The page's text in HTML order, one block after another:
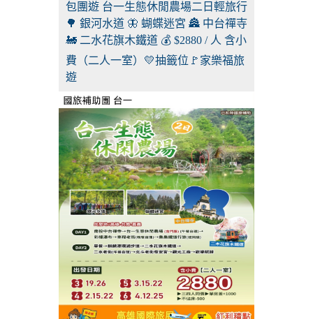
包團遊 台一生態休閒農場二日輕旅行
🌳 銀河水道 🦋 蝴蝶迷宮 🏯 中台禪寺
🚂 二水花旗木鐵道 💰 $2880 / 人 含小
費（二人一室）💛抽籤位🚩家樂福旅
遊